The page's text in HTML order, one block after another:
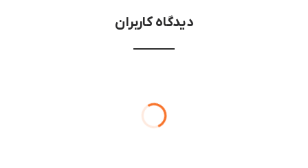
دیدگاه کاربران